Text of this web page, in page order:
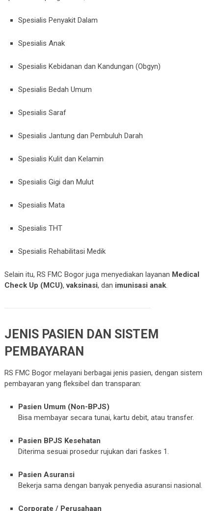
Spesialis Penyakit Dalam
Spesialis Anak
Spesialis Kebidanan dan Kandungan (Obgyn)
Spesialis Bedah Umum
Spesialis Saraf
Spesialis Jantung dan Pembuluh Darah
Spesialis Kulit dan Kelamin
Spesialis Gigi dan Mulut
Spesialis Mata
Spesialis THT
Spesialis Rehabilitasi Medik
Selain itu, RS FMC Bogor juga menyediakan layanan Medical
Check Up (MCU),vaksinasi, dan imunisasi anak.
JENIS PASIEN DAN SISTEM
PEMBAYARAN
RS FMC Bogor melayani berbagai jenis pasien, dengan sistem
pembayaran yang fleksibel dan transparan:
Pasien Umum (Non-BPJS)
Bisa membayar secara tunai, kartu debit, atau transfer.
Pasien BPJS Kesehatan
Diterima sesuai prosedur rujukan dari faskes 1.
Pasien Asuransi
Bekerja sama dengan banyak penyedia asuransi nasional.
Corporate / Perusahaan